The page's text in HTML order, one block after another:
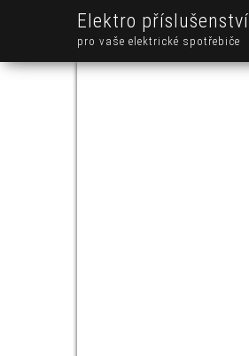
Elektro příslušenství
pro vaše elektrické spotřebiče